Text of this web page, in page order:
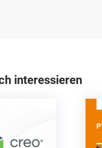
interessieren